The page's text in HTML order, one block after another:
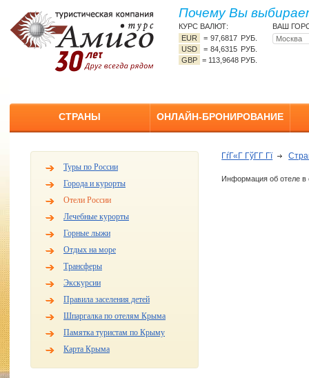
Почему Вы
КУРС ВАЛЮТ:
EUR
=97,6817 РУБ.
USD
=84,6315 РУБ.
GBP = 113,9648 РУБ.
ВАШ
СТРАНЫ ОНЛАЙН-БРОНИРОВАНИЕ
Туры по России
Города и курорты
Отели России
Лечебные курорты
Горные лыжи
Отдых на море
Трансферы
Экскурсии
Правила заселения детей
Шпаргалка по отелям Крыма
Памятка туристам по Крыму
Карта Крыма
ГѓГ«Г ГўГ­Г Гї
Информация об отеле в